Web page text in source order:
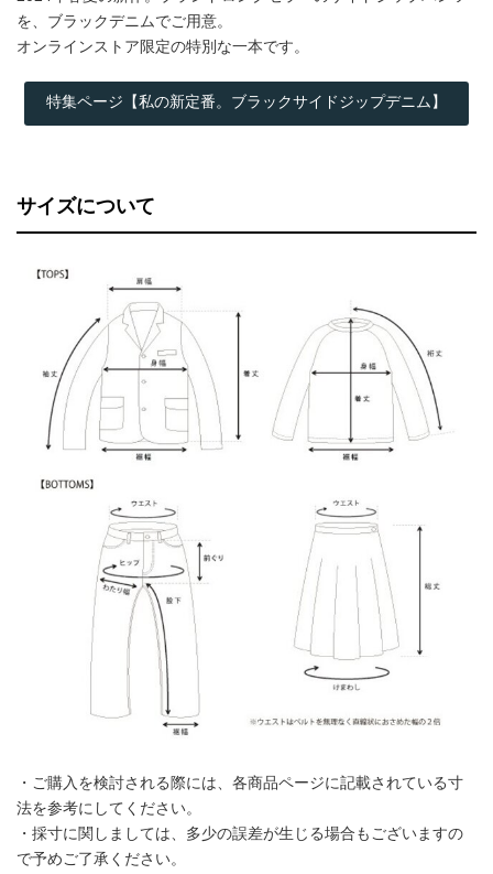
を、ブラックデニムでご用意。
オンラインストア限定の特別な一本です。
特集ページ【私の新定番。ブラックサイドジップデニム】
サイズについて
・ご購入を検討される際には、各商品ページに記載されている寸
法を参考にしてください。
・採寸に関しましては、多少の誤差が生じる場合もございますの
で予めご了承ください。